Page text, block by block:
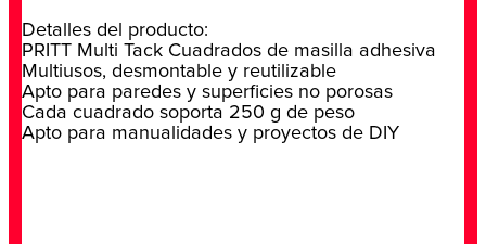
Detalles del producto:
PRITT Multi Tack Cuadrados de masilla adhesiva
Multiusos, desmontable y reutilizable
Apto para paredes y superficies no porosas
Cada cuadrado soporta 250 g de peso
Apto para manualidades y proyectos de DIY